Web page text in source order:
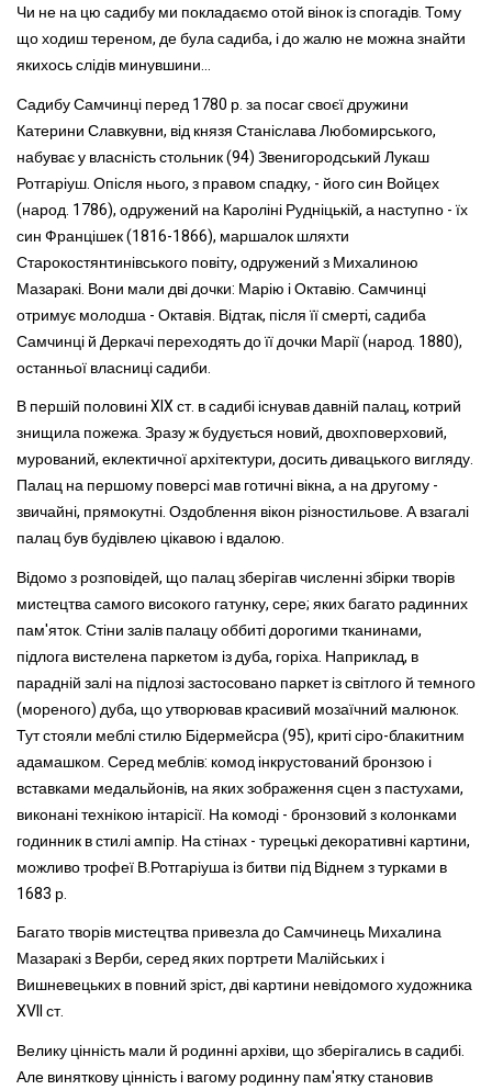
Чи не на цю садибу ми покладаємо отой вінок із спогадів. Тому
що ходиш тереном, де була садиба, і до жалю не можна знайти
якихось слідів минувшини...
Садибу Самчинці перед 1780 р. за посаг своєї дружини
Катерини Славкувни, від князя Станіслава Любомирського,
набуває у власність стольник (94) Звенигородський Лукаш
Ротгаріуш. Опісля нього, з правом спадку, - його син Войцех
(народ. 1786), одружений на Кароліні Рудніцькій, а наступно - їх
син Францішек (1816-1866), маршалок шляхти
Старокостянтинівського повіту, одружений з Михалиною
Мазаракі. Вони мали дві дочки: Марію і Октавію. Самчинці
отримує молодша - Октавія. Відтак, після її смерті, садиба
Самчинці й Деркачі переходять до її дочки Марії (народ. 1880),
останньої власниці садиби.
В першій половині XIX ст. в садибі існував давній палац, котрий
знищила пожежа. Зразу ж будується новий, двохповерховий,
мурований, еклектичної архітектури, досить дивацького вигляду.
Палац на першому поверсі мав готичні вікна, а на другому -
звичайні, прямокутні. Оздоблення вікон різностильове. А взагалі
палац був будівлею цікавою і вдалою.
Відомо з розповідей, що палац зберігав численні збірки творів
мистецтва самого високого гатунку, сере; яких багато радинних
пам'яток. Стіни залів палацу оббиті дорогими тканинами,
підлога вистелена паркетом із дуба, горіха. Наприклад, в
парадній залі на підлозі застосовано паркет із світлого й темного
(мореного) дуба, що утворював красивий мозаїчний малюнок.
Тут стояли меблі стилю Бідермейсра (95), криті сіро-блакитним
адамашком. Серед меблів: комод інкрустований бронзою і
вставками медальйонів, на яких зображення сцен з пастухами,
виконані технікою інтарісії. На комоді - бронзовий з колонками
годинник в стилі ампір. На стінах - турецькі декоративні картини,
можливо трофеї В.Ротгаріуша із битви під Віднем з турками в
1683 р.
Багато творів мистецтва привезла до Самчинець Михалина
Мазаракі з Верби, серед яких портрети Малійських і
Вишневецьких в повний зріст, дві картини невідомого художника
XVII ст.
Велику цінність мали й родинні архіви, що зберігались в садибі.
Але виняткову цінність і вагому родинну пам'ятку становив